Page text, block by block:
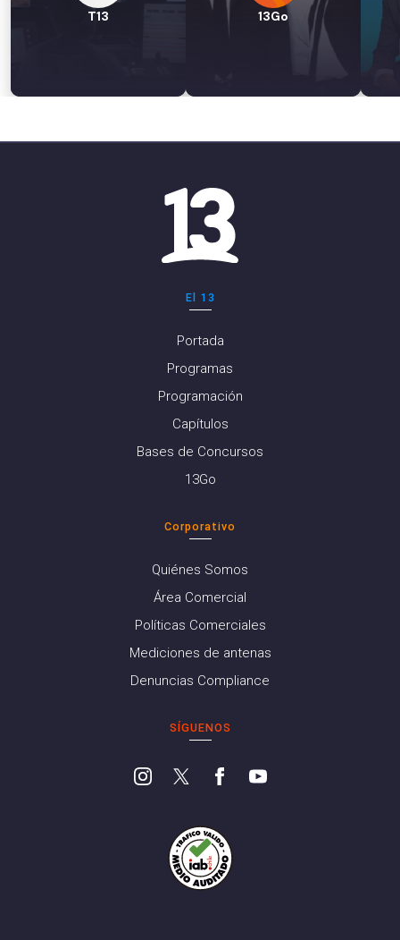
T13 13Go
El 13
Portada
Programas
Programación
Capítulos
Bases de Concursos
13Go
Corporativo
Quiénes Somos
Área Comercial
Políticas Comerciales
Mediciones de antenas
Denuncias Compliance
SÍGUENOS